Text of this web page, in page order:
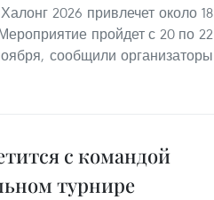
2026 привлечет около 18
пройдет с 20 по 22
сообщили организаторы
с командой
турнире